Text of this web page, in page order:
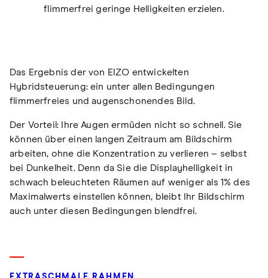
flimmerfrei geringe Helligkeiten erzielen.
Das Ergebnis der von EIZO entwickelten
Hybridsteuerung: ein unter allen Bedingungen
flimmerfreies und augenschonendes Bild.
Der Vorteil: Ihre Augen ermüden nicht so schnell. Sie
können über einen langen Zeitraum am Bildschirm
arbeiten, ohne die Konzentration zu verlieren – selbst
bei Dunkelheit. Denn da Sie die Displayhelligkeit in
schwach beleuchteten Räumen auf weniger als 1% des
Maximalwerts einstellen können, bleibt Ihr Bildschirm
auch unter diesen Bedingungen blendfrei.